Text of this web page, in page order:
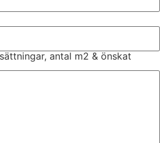
antal m2 & önskat